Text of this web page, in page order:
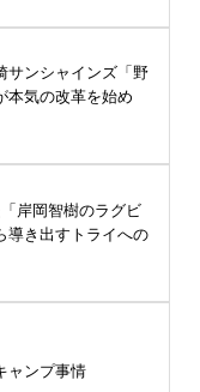
サンシャインズ「野
本気の改革を始め
岸岡智樹のラグビ
導き出すトライへの
ャンプ事情